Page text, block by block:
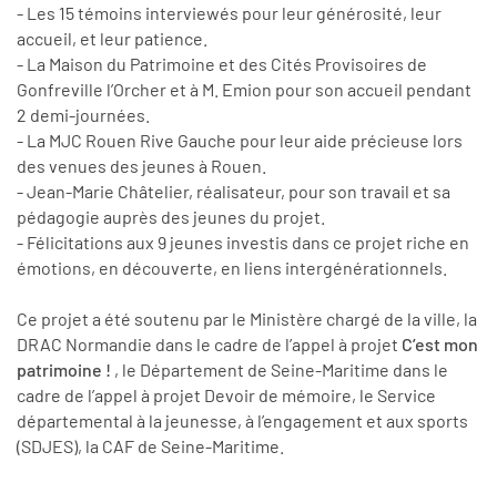
- Les 15 témoins interviewés pour leur générosité, leur
accueil, et leur patience.
- La Maison du Patrimoine et des Cités Provisoires de
Gonfreville l’Orcher et à M. Emion pour son accueil pendant
2 demi-journées.
- La MJC Rouen Rive Gauche pour leur aide précieuse lors
des venues des jeunes à Rouen.
- Jean-Marie Châtelier, réalisateur, pour son travail et sa
pédagogie auprès des jeunes du projet.
- Félicitations aux 9 jeunes investis dans ce projet riche en
émotions, en découverte, en liens intergénérationnels.
Ce projet a été soutenu par le Ministère chargé de la ville, la
DRAC Normandie dans le cadre de l’appel à projet C’est mon
patrimoine ! , le Département de Seine-Maritime dans le
cadre de l’appel à projet Devoir de mémoire, le Service
départemental à la jeunesse, à l’engagement et aux sports
(SDJES), la CAF de Seine-Maritime.